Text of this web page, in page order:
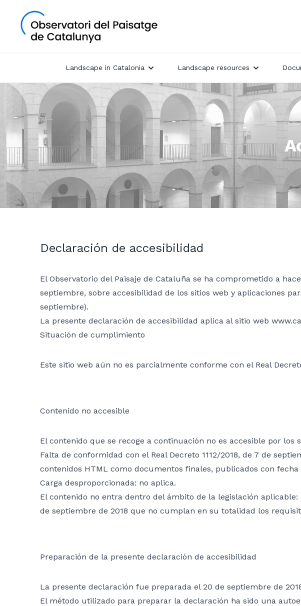
Landscape in Catalonia Landscape resources
Declaración de accesibilidad
El Observatorio del Paisaje de Cataluña se ha comprometido a
septiembre, sobre accesibilidad de los sitios web y aplicaciones
septiembre).
La presente declaración de accesibilidad aplica al sitio web
Situación de cumplimiento
Este sitio web aún no es parcialmente conforme con el Real
Contenido no accesible
El contenido que se recoge a continuación no es accesible por los
Falta de conformidad con el Real Decreto 1112/2018, de 7 de
contenidos HTML como documentos finales, publicados con
Carga desproporcionada: no aplica.
El contenido no entra dentro del ámbito de la legislación
de septiembre de 2018 que no cumplan en su totalidad los
Preparación de la presente declaración de accesibilidad
La presente declaración fue preparada el 20 de septiembre de
El método utilizado para preparar la declaración ha sido una